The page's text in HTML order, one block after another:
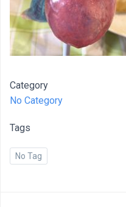
Category
No Category
Tags
No Tag